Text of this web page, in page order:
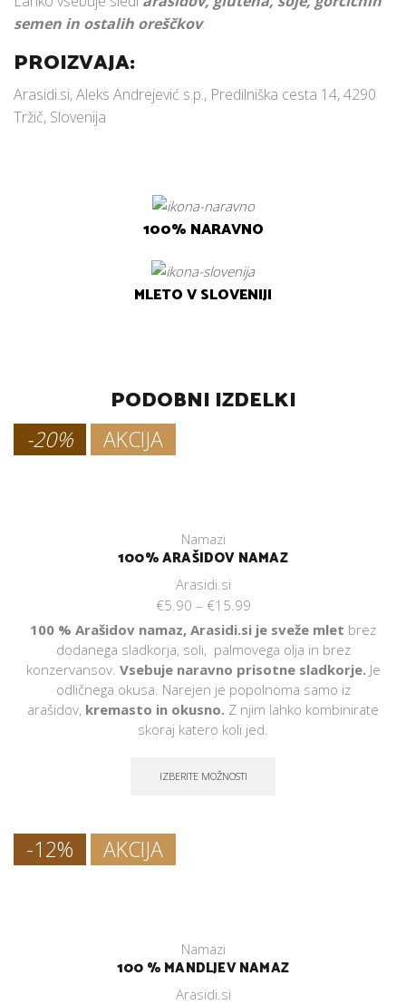
semen in ostalih oreščkov.
PROIZVAJA:
Arasidi.si, Aleks Andrejević s.p., Predilniška cesta 14, 4290
Tržič, Slovenija
100% NARAVNO
MLETO V SLOVENIJI
PODOBNI IZDELKI
-20% AKCIJA
Namazi
100% ARAŠIDOV NAMAZ
Arasidi.si
€5.90 – €15.99
100 % Arašidov namaz, Arasidi.si je sveže mlet brez
dodanega sladkorja, soli, palmovega olja in brez
konzervansov. Vsebuje naravno prisotne sladkorje. Je
odličnega okusa. Narejen je popolnoma samo iz
arašidov, kremasto in okusno. Z njim lahko kombinirate
skoraj katero koli jed.
IZBERITE MOŽNOSTI
-12% AKCIJA
Namazi
100 % MANDLJEV NAMAZ
Arasidi.si